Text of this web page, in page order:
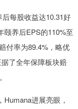
每股收益达10.31好
颐养后EPS的110%至
付率为89.4%，略优
了全年保障板块赔
进展亮眼，